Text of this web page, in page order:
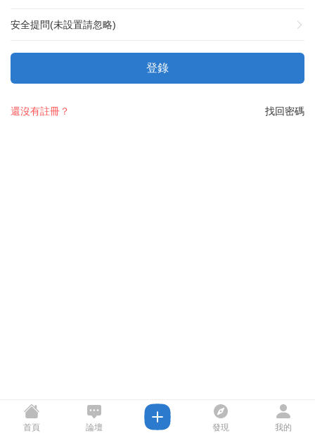
安全提問(未設置請忽略)
登錄
找回密碼
還沒有註冊？
首頁 論壇 發現 我的